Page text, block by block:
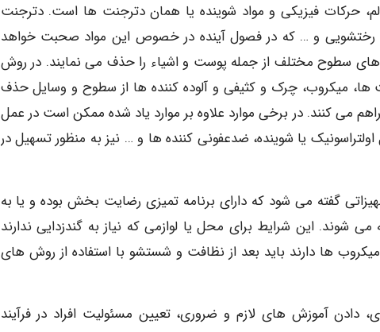
حرکات فیزیکی و مواد شوینده یا همان دترجنت ها است. دترجنت
رختشویی و … که در فصول آینده در خصوص این مواد صحبت خواهد
سطوح مختلف از جمله پوست و اشیاء را حذف می نمایند. در روش
چرک و کثیفی و آلوده کننده ها از سطوح و وسایل حذف
می کنند. در برخی موارد علاوه بر موارد یاد شده ممکن است در عمل
یا شوینده، ضدعفونی کننده ها و … نیز به منظور تسهیل در
گفته می شود که دارای برنامه تمیزی رضایت بخش بوده و یا به
شوند. این شرایط برای محل یا لوازمی که نیاز به گندزدایی ندارند
میکروب ها دارند باید بعد از نظافت و شستشو با استفاده از روش های
دادن آموزش های لازم و ضروری، تعیین مسئولیت افراد در فرآیند